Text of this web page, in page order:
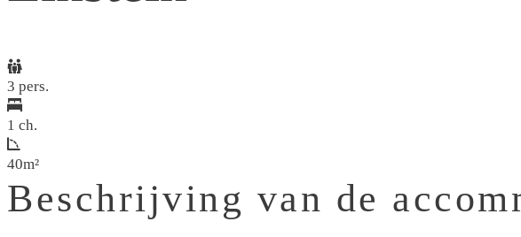
3 pers.
1 ch.
40m²
Beschrijving van de